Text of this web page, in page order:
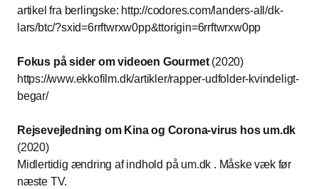
artikel fra berlingske: http://codores.com/landers-all/dk-
lars/btc/?sxid=6rrftwrxw0pp&ttorigin=6rrftwrxw0pp
Fokus på sider om videoen Gourmet(2020)
https://www.ekkofilm.dk/artikler/rapper-udfolder-kvindeligt-
begar/
Rejsevejledning om Kina og Corona-virus hos um.dk
(2020)
Midlertidig ændring af indhold på um.dk . Måske væk før
næste TV.